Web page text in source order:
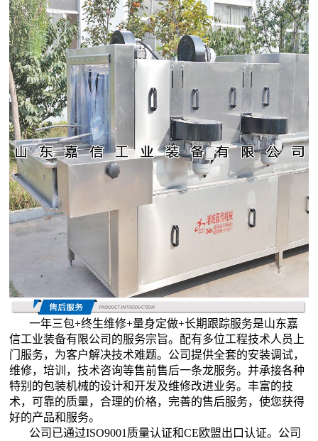
一年三包+终生维修+量身定做+长期跟踪服务是山东嘉
信工业装备有限公司的服务宗旨。配有多位工程技术人员上
门服务，为客户解决技术难题。公司提供全套的安装调试，
维修，培训，技术咨询等售前售后一条龙服务。并承接各种
特别的包装机械的设计和开发及维修改进业务。丰富的技
术，可靠的质量，合理的价格，完善的售后服务，使您获得
好的产品和服务。
公司已通过ISO9001质量认证和CE欧盟出口认证。公司